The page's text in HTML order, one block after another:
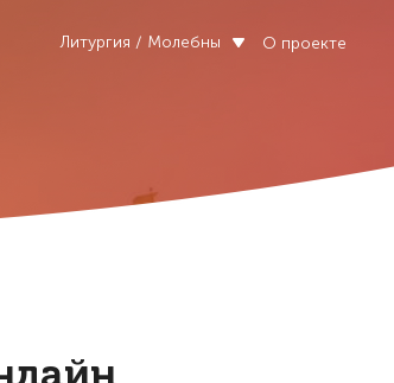
Литургия / Молебны О проекте